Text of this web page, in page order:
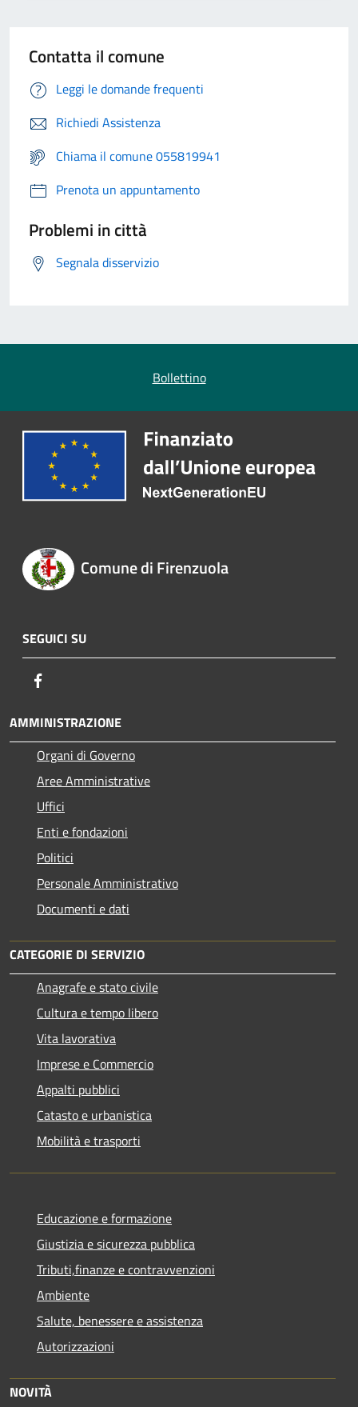
Contatta il comune
Leggi le domande frequenti
Richiedi Assistenza
Chiama il comune 055819941
Prenota un appuntamento
Problemi in città
Segnala disservizio
Bollettino
Comune di Firenzuola
SEGUICI SU
AMMINISTRAZIONE
Organi di Governo
Aree Amministrative
Uffici
Enti e fondazioni
Politici
Personale Amministrativo
Documenti e dati
CATEGORIE DI SERVIZIO
Anagrafe e stato civile
Cultura e tempo libero
Vita lavorativa
Imprese e Commercio
Appalti pubblici
Catasto e urbanistica
Mobilità e trasporti
Educazione e formazione
Giustizia e sicurezza pubblica
Tributi,finanze e contravvenzioni
Ambiente
Salute, benessere e assistenza
Autorizzazioni
NOVITÀ